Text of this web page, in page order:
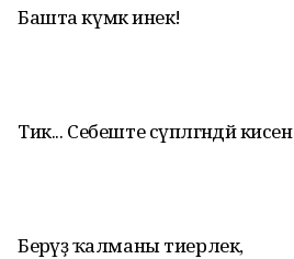
Башта күмәк инек!
Тик... Себеште сүпләгәндәй кисен
Берәүҙә ҡалманы тиерлек,